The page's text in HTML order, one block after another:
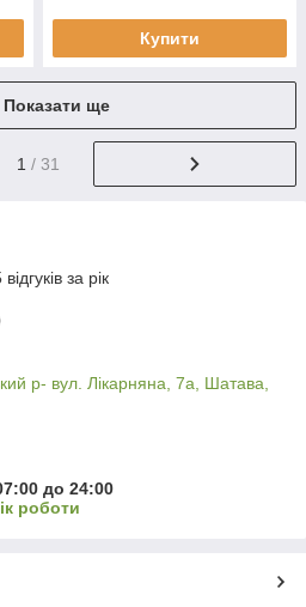
Купити
Показати ще
1 / 31
за рік
р- вул. Лікарняна, 7а, Шатава,
до 24:00
роботи